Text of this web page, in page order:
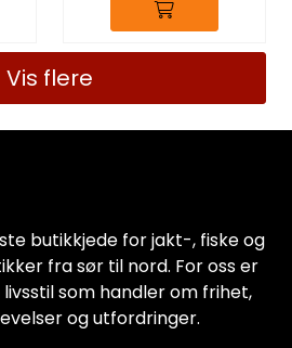
Vis flere
butikkjede for jakt-, fiske og
fra sør til nord. For oss er
som handler om frihet,
og utfordringer.